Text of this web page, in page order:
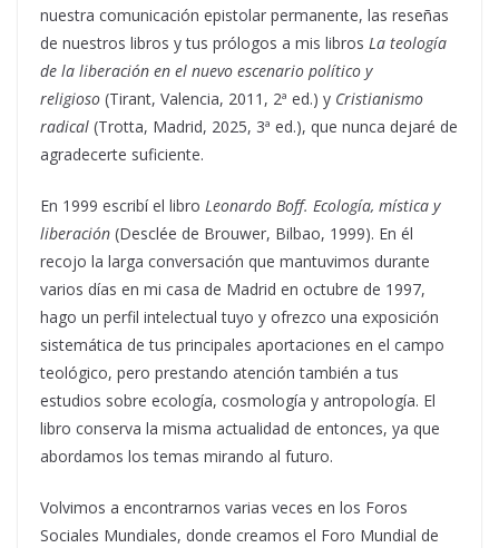
nuestra comunicación epistolar permanente, las reseñas
de nuestros libros y tus prólogos a mis libros La teología
de la liberación en el nuevo escenario político y
religioso (Tirant, Valencia, 2011, 2ª ed.) y Cristianismo
radical (Trotta, Madrid, 2025, 3ª ed.), que nunca dejaré de
agradecerte suficiente.
En 1999 escribí el libro Leonardo Boff. Ecología, mística y
liberación (Desclée de Brouwer, Bilbao, 1999). En él
recojo la larga conversación que mantuvimos durante
varios días en mi casa de Madrid en octubre de 1997,
hago un perfil intelectual tuyo y ofrezco una exposición
sistemática de tus principales aportaciones en el campo
teológico, pero prestando atención también a tus
estudios sobre ecología, cosmología y antropología. El
libro conserva la misma actualidad de entonces, ya que
abordamos los temas mirando al futuro.
Volvimos a encontrarnos varias veces en los Foros
Sociales Mundiales, donde creamos el Foro Mundial de